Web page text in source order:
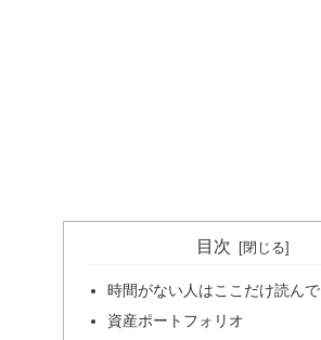
目次
時間がない人はここだけ読んで
資産ポートフォリオ